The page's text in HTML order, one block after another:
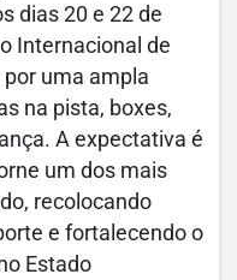
dias 20 e 22 de
Internacional de
uma ampla
na pista, boxes,
A expectativa é
um dos mais
recolocando
e fortalecendo o
Estado